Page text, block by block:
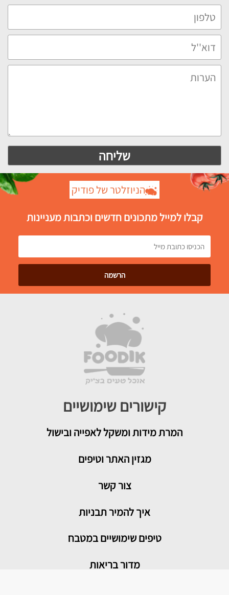
הניוזלטר של פודיק
קבלו למייל מתכונים חדשים וכתבות מעניינות
קישורים שימושיים
המרת מידות ומשקל לאפייה ובישול
מגזין האתר וטיפים
צור קשר
איך להמיר תבניות
טיפים שימושיים במטבח
מדור בריאות